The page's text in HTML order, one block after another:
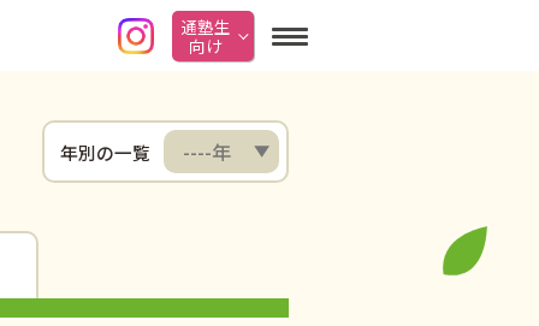
通塾生
向け
年別の一覧